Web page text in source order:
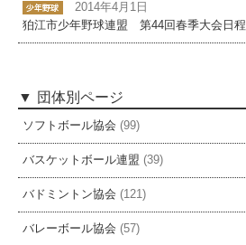
2014年4月1日
狛江市少年野球連盟 第44回春季大会日程
団体別ページ
ソフトボール協会 (99)
バスケットボール連盟 (39)
バドミントン協会 (121)
バレーボール協会 (57)